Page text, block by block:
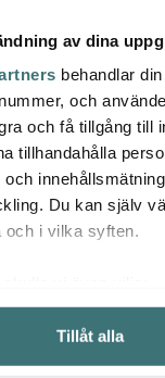
av dina
behandlar
och
och få tillgång till
tillhandahålla
och
Du kan själv
och i vilka syften.
om din
på upp till
enhet genom att
Tillåt alla
cm
Mellow
Disktrasa
17x20 cm
75 kr